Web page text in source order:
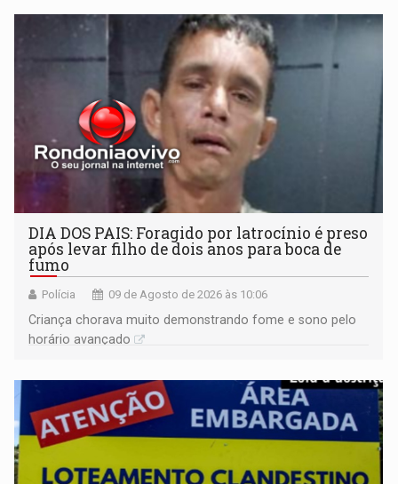
DIA DOS PAIS: Foragido por latrocínio é preso
após levar filho de dois anos para boca de
fumo
Polícia 09 de Agosto de 2026 às 10:06
Criança chorava muito demonstrando fome e sono pelo
horário avançado